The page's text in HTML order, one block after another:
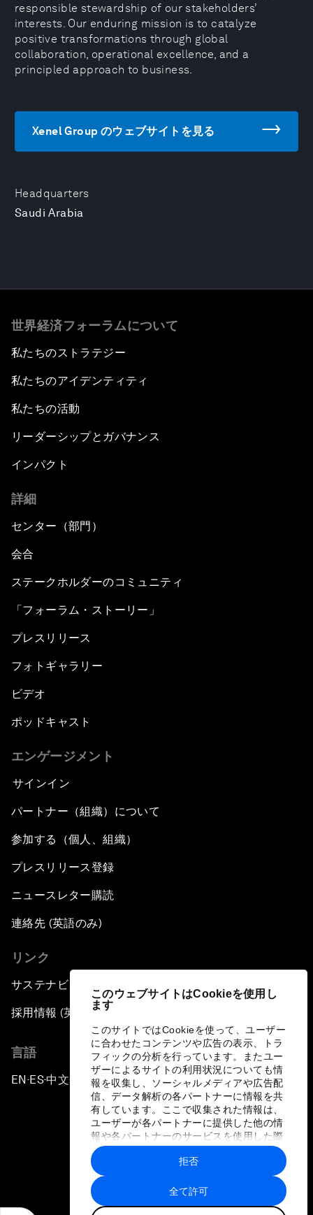
このウェブサイトはCookieを使用し
ます
このサイトではCookieを使って、ユーザー
に合わせたコンテンツや広告の表示、トラ
フィックの分析を行っています。またユー
ザーによるサイトの利用状況についても情
報を収集し、ソーシャルメディアや広告配
信、データ解析の各パートナーに情報を共
有しています。ここで収集された情報は、
ユーザーが各パートナーに提供した他の情
報や各パートナーのサービスを使用した際
に収集された情報と組み合わされ、各パー
トナーによって使用されることがありま
す。
全て許可
拒否
Headquarters
Saudi Arabia
responsible stewardship of our stakeholders’
interests. Our enduring mission is to catalyze
positive transformations through global
collaboration, operational excellence, and a
principled approach to business.
Xenel Group のウェブサイトを見る
世界経済フォーラムについて
私たちのストラテジー
私たちのアイデンティティ
私たちの活動
リーダーシップとガバナンス
インパクト
詳細
センター（部門）
会合
ステークホルダーのコミュニティ
「フォーラム・ストーリー」
プレスリリース
フォトギャラリー
ビデオ
ポッドキャスト
エンゲージメント
サインイン
パートナー（組織）について
参加する（個人、組織）
プレスリリース登録
ニュースレター購読
連絡先 (英語のみ)
リンク
サステナビリティへの取り組み
採用情報 (英語のみ)
言語
EN ▪ES▪中文▪ 日本語
プライバシーポリシーと利用規約
サイトマップ